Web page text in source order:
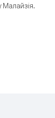
Малайзія.